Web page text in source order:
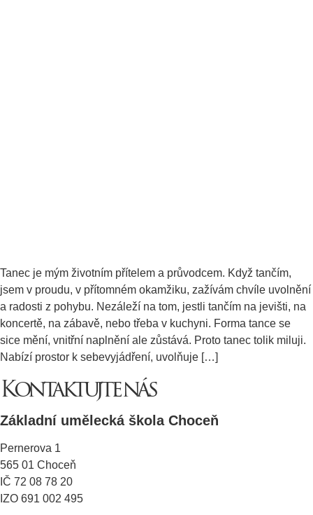
Tanec je mým životním přítelem a průvodcem. Když tančím,
jsem v proudu, v přítomném okamžiku, zažívám chvíle uvolnění
a radosti z pohybu. Nezáleží na tom, jestli tančím na jevišti, na
koncertě, na zábavě, nebo třeba v kuchyni. Forma tance se
sice mění, vnitřní naplnění ale zůstává. Proto tanec tolik miluji.
Nabízí prostor k sebevyjádření, uvolňuje […]
Kontaktujte nás
Základní umělecká škola Choceň
Pernerova 1
565 01 Choceň
IČ 72 08 78 20
IZO 691 002 495